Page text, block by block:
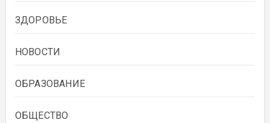
ЗДОРОВЬЕ
НОВОСТИ
ОБРАЗОВАНИЕ
ОБЩЕСТВО